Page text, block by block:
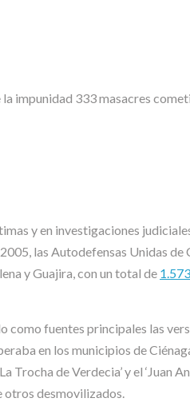
impunidad 333 masacres
y en investigaciones
las Autodefensas Unidas de
y Guajira, con un total de 1.573
como fuentes principales las
en los municipios de
Trocha de Verdecia’ y el ‘Juan
otros desmovilizados.